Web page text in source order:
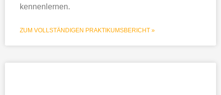
kennenlernen.
ZUM VOLLSTÄNDIGEN PRAKTIKUMSBERICHT »